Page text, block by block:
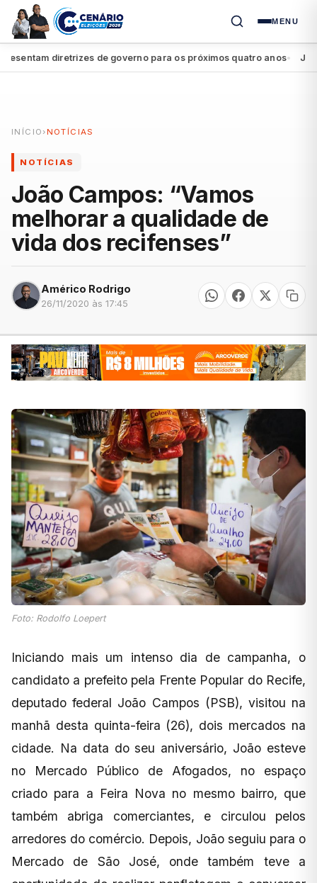
MENU
diretrizes de governo para os próximos quatro anos● João
INÍCIO › NOTÍCIAS
NOTÍCIAS
João Campos: “Vamos
melhorar a qualidade de
vida dos recifenses”
Américo Rodrigo
26/11/2020 às 17:45
Foto: Rodolfo Loepert
Iniciando mais um intenso dia de campanha, o
candidato a prefeito pela Frente Popular do Recife,
deputado federal João Campos (PSB), visitou na
manhã desta quinta-feira (26), dois mercados na
cidade. Na data do seu aniversário, João esteve
no Mercado Público de Afogados, no espaço
criado para a Feira Nova no mesmo bairro, que
também abriga comerciantes, e circulou pelos
arredores do comércio. Depois, João seguiu para o
Mercado de São José, onde também teve a